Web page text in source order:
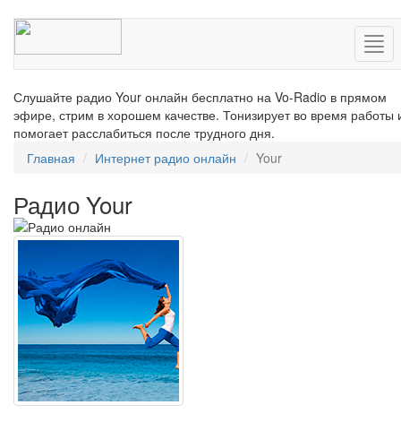
Слушайте радио Your онлайн бесплатно на Vo-Radio в прямом
эфире, стрим в хорошем качестве. Тонизирует во время работы
помогает расслабиться после трудного дня.
Главная
Интернет радио онлайн Your
Радио Your